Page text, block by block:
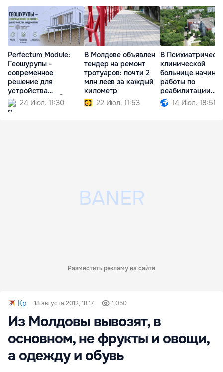
Perfectum Module:
Геошурупы -
современное
решение для
устройства
фундаментов Ⓟ
24 Июл. 11:30
В Молдове объявлен
тендер на ремонт
тротуаров: почти 2
млн леев за каждый
километр
22 Июл. 11:53
В
клинической
больнице
работы по
реабилитации
корпусов
14 Июл. 18:51
Разместить рекламу на сайте
Kp 13 августа 2012, 18:17 1 050
Из Молдовы вывозят, в
основном, не фрукты и овощи,
а одежду и обувь